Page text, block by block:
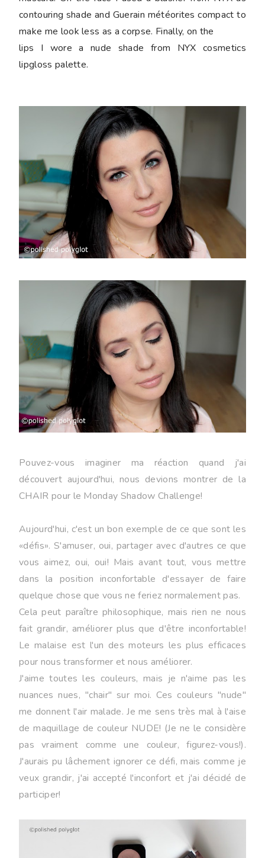
contouring shade and Guerain météorites compact to
make me look less as a corpse. Finally, on the
lips I wore a nude shade from NYX cosmetics
lipgloss palette.
Pouvez-vous imaginer ma réaction quand j'ai
découvert aujourd'hui, nous devions montrer de la
CHAIR pour le Monday Shadow Challenge!
Aujourd'hui, c'est un bon exemple de ce que sont les
«défis». S'amuser, oui, partager avec d'autres ce que
vous aimez, oui, oui! Mais avant tout, vous mettre
dans la position inconfortable d'essayer de faire
quelque chose que vous ne feriez normalement pas.
Cela peut paraître philosophique, mais rien ne nous
fait grandir, améliorer plus que d'être inconfortable!
Le malaise est l'un des moteurs les plus efficaces
pour nous transformer et nous améliorer.
J'aime toutes les couleurs, mais je n'aime pas les
nuances nues, "chair" sur moi. Ces couleurs "nude"
me donnent l'air malade. Je me sens très mal à l'aise
de maquillage de couleur NUDE! (Je ne le considère
pas vraiment comme une couleur, figurez-vous!).
J'aurais pu lâchement ignorer ce défi, mais comme je
veux grandir, j'ai accepté l'inconfort et j'ai décidé de
participer!